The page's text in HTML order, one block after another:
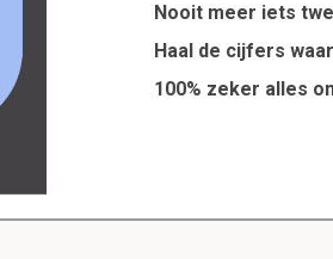
Nooit meer iets
Haal de cijfers
100% zeker alles